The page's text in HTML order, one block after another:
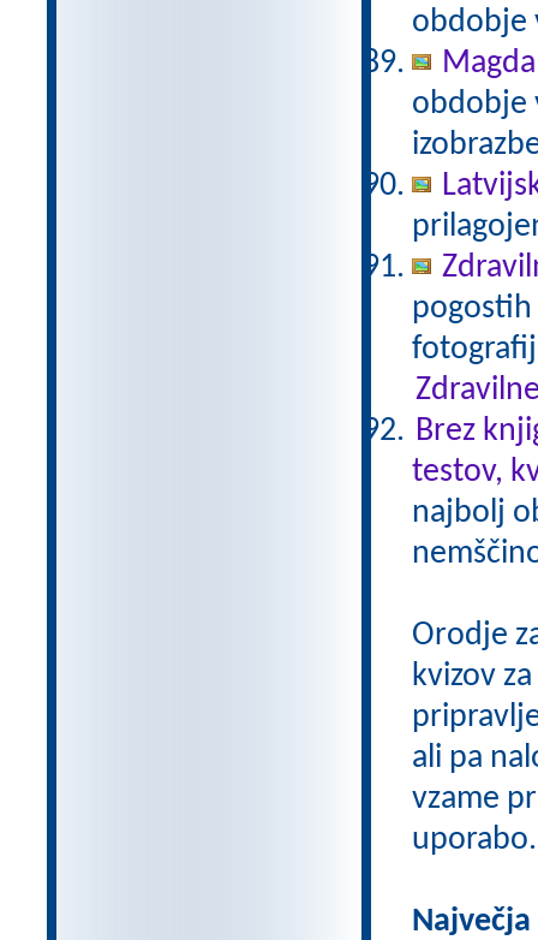
obdobje
obdobje
pogostih
Brez
testov,
najbolj
Orodje
kvizov za
ali pa
vzame
uporabo.